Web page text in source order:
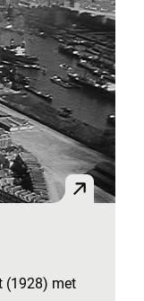
(1928) met